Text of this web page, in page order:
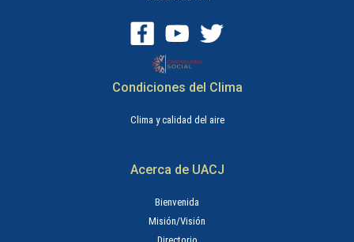
Condiciones del Clima
Clima y calidad del aire
Acerca de UACJ
Bienvenida
Misión/Visión